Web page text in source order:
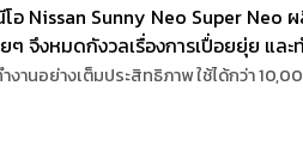
Nissan Sunny Neo Super Neo
จึงหมดกังวลเรื่องการเปื่อยยุ่ย แล
งานอย่างเต็มประสิทธิภาพใช้ได้กว่า